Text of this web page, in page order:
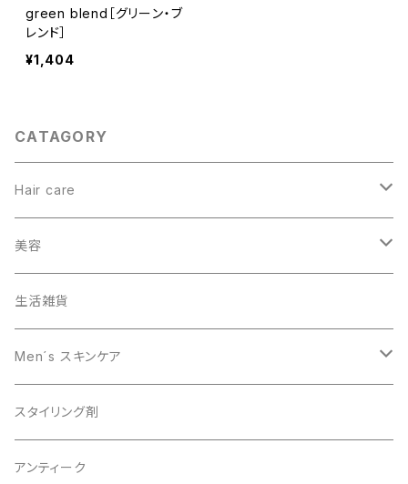
green blend［グリーン・ブ
レンド］
¥1,404
CATAGORY
Hair care
ヘアカラー
美容
オーガニック
スキャルプケア
生活雑貨
Men´s スキンケア
男性美容
オーガニック
スタイリング剤
アンティーク